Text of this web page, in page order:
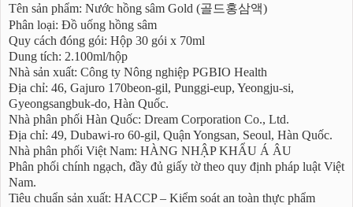
Tên sản phẩm: Nước hồng sâm Gold (골드홍삼액)
Phân loại: Đồ uống hồng sâm
Quy cách đóng gói: Hộp 30 gói x 70ml
Dung tích: 2.100ml/hộp
Nhà sản xuất: Công ty Nông nghiệp PGBIO Health
Địa chỉ: 46, Gajuro 170beon-gil, Punggi-eup, Yeongju-si,
Gyeongsangbuk-do, Hàn Quốc.
Nhà phân phối Hàn Quốc: Dream Corporation Co., Ltd.
Địa chỉ: 49, Dubawi-ro 60-gil, Quận Yongsan, Seoul, Hàn Quốc.
Nhà phân phối Việt Nam: HÀNG NHẬP KHẨU Á ÂU
Phân phối chính ngạch, đầy đủ giấy tờ theo quy định pháp luật Việt
Nam.
Tiêu chuẩn sản xuất: HACCP – Kiểm soát an toàn thực phẩm